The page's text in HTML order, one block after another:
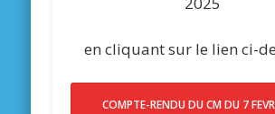
en cliquant sur le lien ci-
COMPTE-RENDU DU CM DU 7